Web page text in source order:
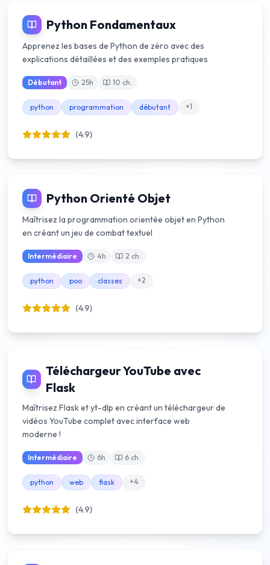
Python Fondamentaux
Apprenez les bases de Python de zéro avec des
explications détaillées et des exemples pratiques
Débutant 25h 10 ch.
python programmation débutant +1
(4.9)
Python Orienté Objet
Maîtrisez la programmation orientée objet en Python
en créant un jeu de combat textuel
Intermédiaire 4h 2 ch.
python poo classes +2
(4.9)
Téléchargeur YouTube avec
Flask
Maîtrisez Flask et yt-dlp en créant un téléchargeur de
vidéos YouTube complet avec interface web
moderne !
Intermédiaire 6h 6 ch.
python web flask +4
(4.9)